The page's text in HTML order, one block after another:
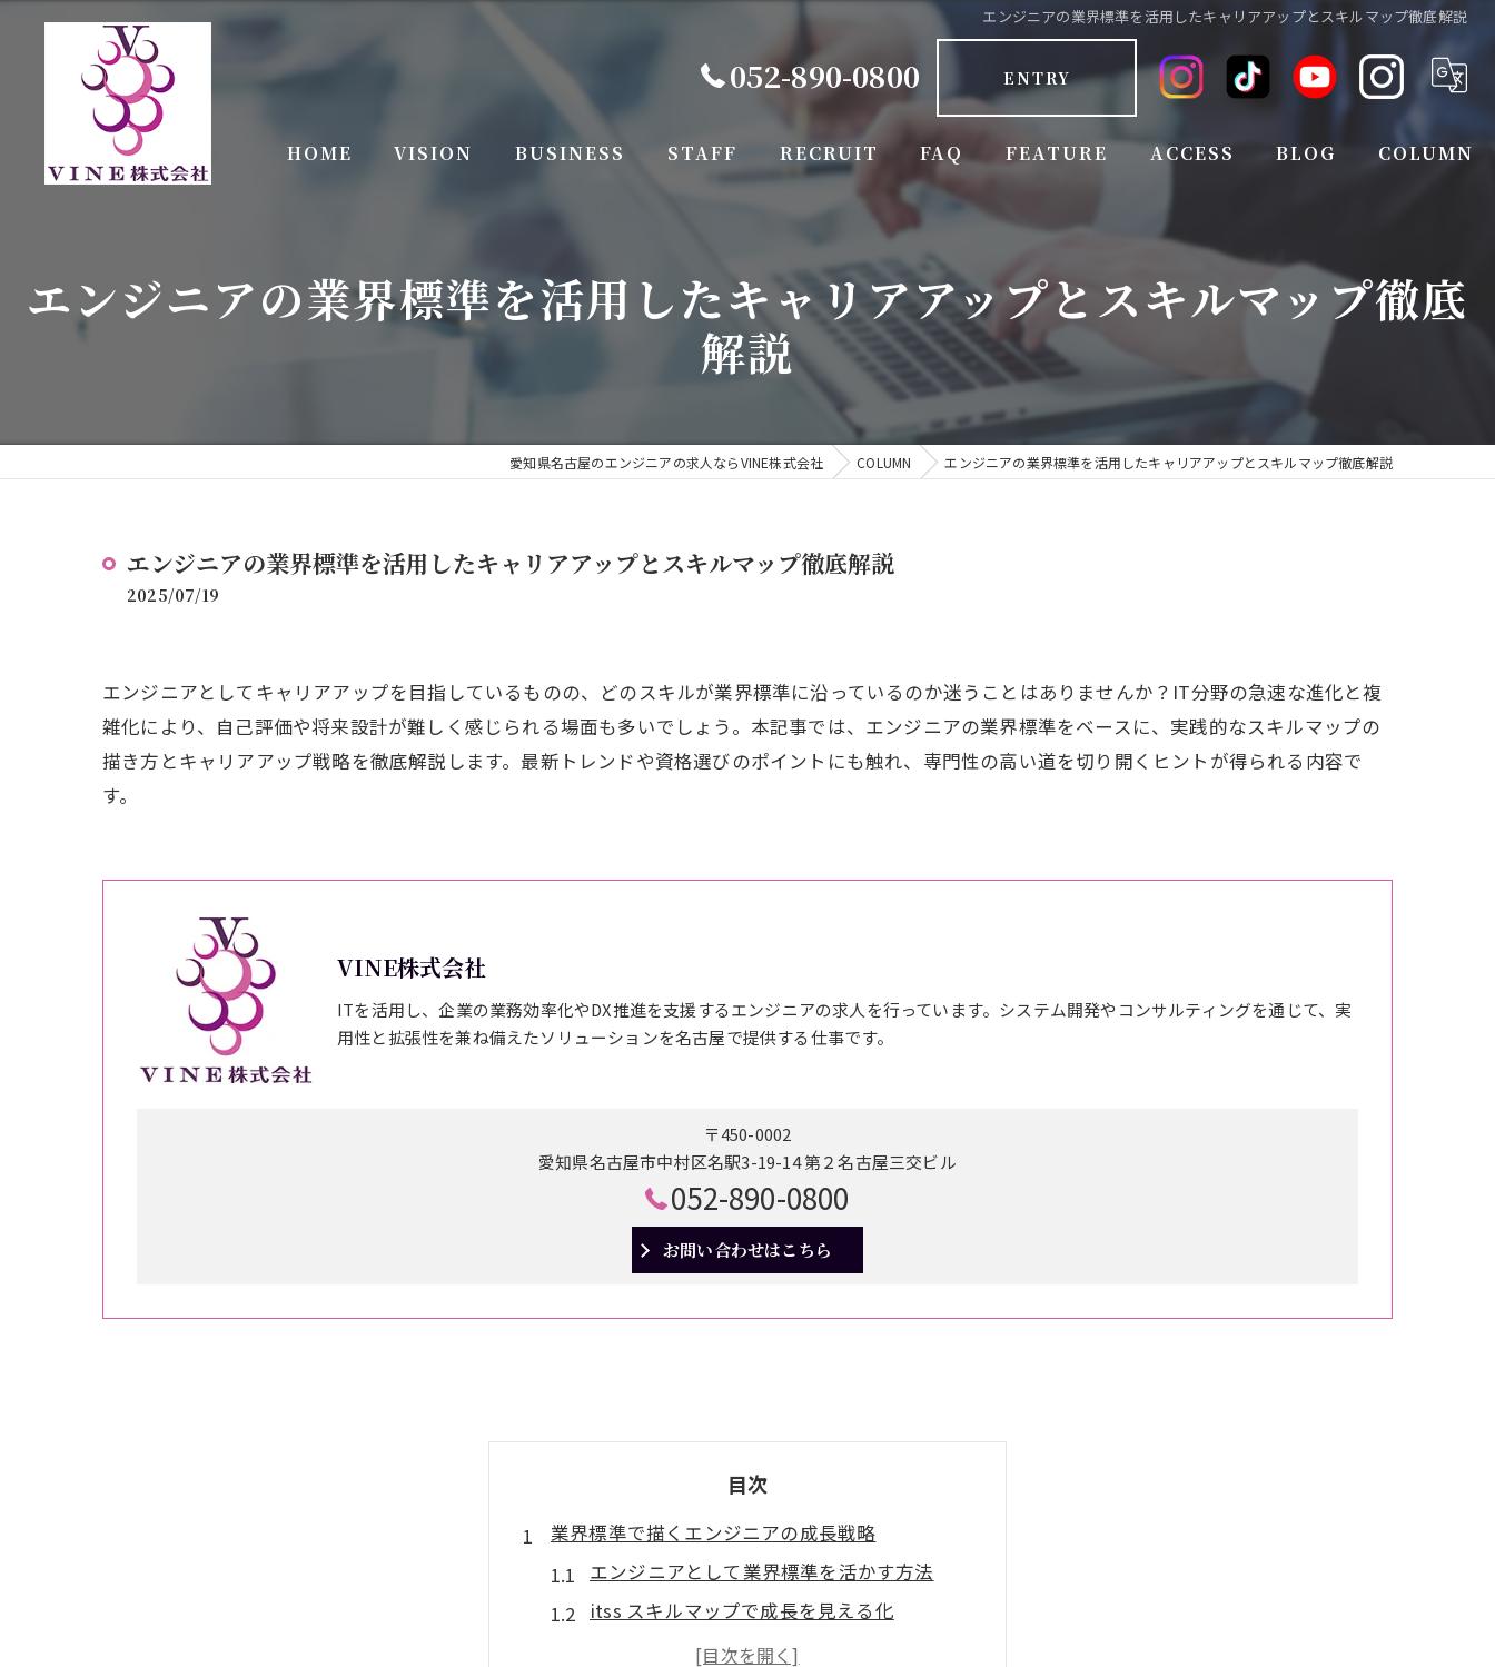
エンジニアの業界標準を活用したキャリアアップとスキルマップ徹底解説
052-890-0800 ENTRY
HOME VISION BUSINESS STAFF RECRUIT FAQ FEATURE
FULL TIME EMPLOYEE
EMPLOYEE BENEFITS
EXPERIENCED
INEXPERIENCED
JOB CHANGE
ACCESS BLOG COLUMN
エンジニアの業界標準を活用したキャリアアップとスキルマップ徹底
解説
愛知県名古屋のエンジニアの求人ならVINE株式会社 COLUMN エンジニアの業界標準を活用したキャリアアップとスキルマップ徹底解説
エンジニアの業界標準を活用したキャリアアップとスキルマップ徹底解説
2025/07/19
エンジニアとしてキャリアアップを目指しているものの、どのスキルが業界標準に沿っているのか迷うことはありませんか？IT分野の急速な進化と複
雑化により、自己評価や将来設計が難しく感じられる場面も多いでしょう。本記事では、エンジニアの業界標準をベースに、実践的なスキルマップの
描き方とキャリアアップ戦略を徹底解説します。最新トレンドや資格選びのポイントにも触れ、専門性の高い道を切り開くヒントが得られる内容で
す。
VINE株式会社
ITを活用し、企業の業務効率化やDX推進を支援するエンジニアの求人を行っています。システム開発やコンサルティングを通じて、実
用性と拡張性を兼ね備えたソリューションを名古屋で提供する仕事です。
〒450-0002
愛知県名古屋市中村区名駅3-19-14 第２名古屋三交ビル
052-890-0800
お問い合わせはこちら
目次
業界標準で描くエンジニアの成長戦略
エンジニアとして業界標準を活かす方法
itss スキルマップで成長を見える化
エンジニアスキルマップipaの活用術